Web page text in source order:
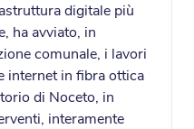
digitale più
ha avviato, in
comunale, i lavori
internet in fibra ottica
di Noceto, in
interamente